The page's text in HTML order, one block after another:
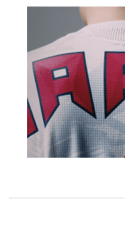
2021年春夏